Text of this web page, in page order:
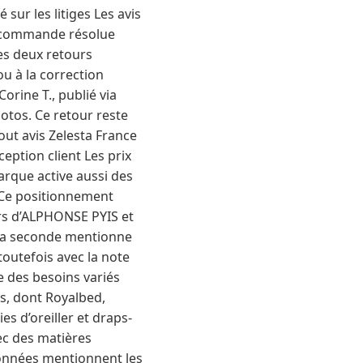
sur les litiges Les avis
résolue
deux retours
à la correction
T., publié via
Ce retour reste
avis Zelesta France
client Les prix
active aussi des
positionnement
PYIS et
seconde mentionne
avec la note
besoins variés
dont Royalbed,
d’oreiller et draps-
des matières
mentionnent les